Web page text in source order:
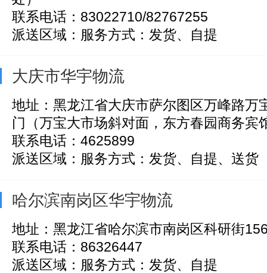
联系电话：83022710/82767255
派送区域：服务方式：发货、自提
大庆市华宇物流
地址：黑龙江省大庆市萨尔图区万峰路万
门（万宝大市场斜对面，东方春园商务宾
联系电话：4625899
派送区域：服务方式：发货、自提、送货
哈尔滨南岗区华宇物流
地址：黑龙江省哈尔滨市南岗区科研街
联系电话：86326447
派送区域：服务方式：发货、自提